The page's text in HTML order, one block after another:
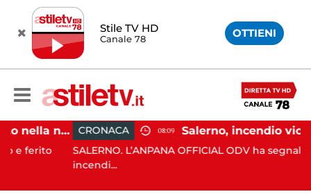
Stile TV HD
Canale 78 OTTIENI
Eboli, uomo aggredito nella notte: indagini in corso CRONACA 08:09
SALERNO. L’ANPANA OFFICIAL ODV ha segnalato al
incendi...